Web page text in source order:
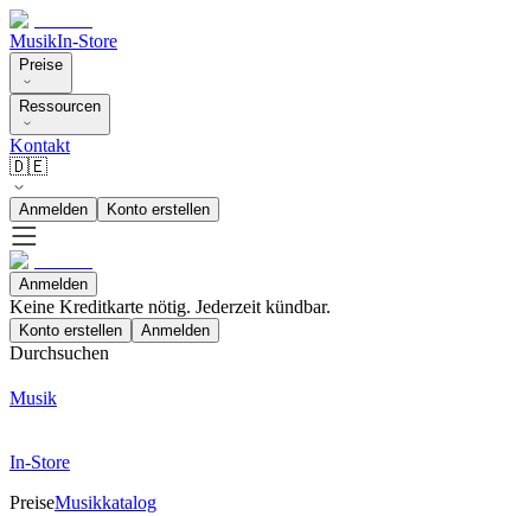
MusikIn-Store
Preise
Ressourcen
Kontakt
🇩🇪
Anmelden Konto erstellen
Anmelden
Keine Kreditkarte nötig. Jederzeit kündbar.
Konto erstellen Anmelden
Durchsuchen
Musik
In-Store
PreiseMusikkatalog